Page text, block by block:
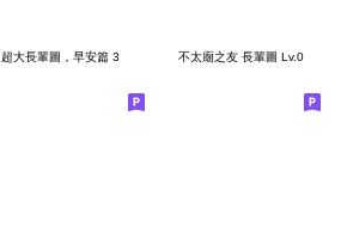
超大長輩圖，早安篇 3 不太廟之友 長輩圖 Lv.0